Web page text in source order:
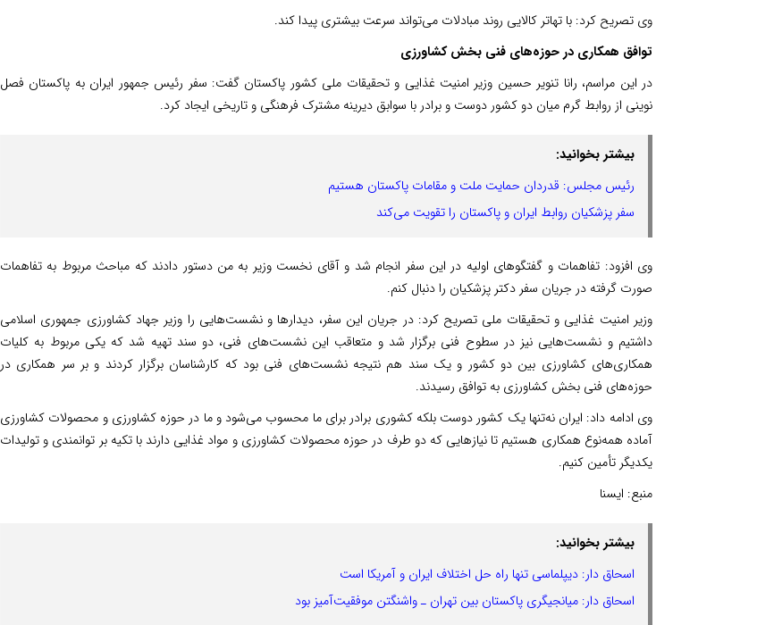
وی تصریح کرد: با تهاتر کالایی روند مبادلات می‌تواند سرعت بیشتری پیدا کند.
توافق همکاری در حوزه‌های فنی بخش کشاورزی
در این مراسم، رانا تنویر حسین وزیر امنیت غذایی و تحقیقات ملی کشور پاکستان گفت: سفر رئیس جمهور ایران به پاکستان فصل
نوینی از روابط گرم میان دو کشور دوست و برادر با سوابق دیرینه مشترک فرهنگی و تاریخی ایجاد کرد.
بیشتر بخوانید:
رئیس مجلس: قدردان حمایت ملت و مقامات پاکستان هستیم
سفر پزشکیان روابط ایران و پاکستان را تقویت می‌کند
وی افزود: تفاهمات و گفتگوهای اولیه در این سفر انجام شد و آقای نخست وزیر به من دستور دادند که مباحث مربوط به تفاهمات
صورت گرفته در جریان سفر دکتر پزشکیان را دنبال کنم.
وزیر امنیت غذایی و تحقیقات ملی تصریح کرد: در جریان این سفر، دیدارها و نشست‌هایی را وزیر جهاد کشاورزی جمهوری اسلامی
داشتیم و نشست‌هایی نیز در سطوح فنی برگزار شد و متعاقب این نشست‌های فنی، دو سند تهیه شد که یکی مربوط به کلیات
همکاری‌های کشاورزی بین دو کشور و یک سند هم نتیجه نشست‌های فنی بود که کارشناسان برگزار کردند و بر سر همکاری در
حوزه‌های فنی بخش کشاورزی به توافق رسیدند.
وی ادامه داد: ایران نه‌تنها یک کشور دوست بلکه کشوری برادر برای ما محسوب می‌شود و ما در حوزه کشاورزی و محصولات کشاورزی
آماده همه‌نوع همکاری هستیم تا نیازهایی که دو طرف در حوزه محصولات کشاورزی و مواد غذایی دارند با تکیه بر توانمندی و تولیدات
یکدیگر تأمین کنیم.
منبع: ایسنا
بیشتر بخوانید:
اسحاق دار: دیپلماسی تنها راه حل اختلاف ایران و آمریکا است
اسحاق دار: میانجیگری پاکستان بین تهران ـ واشنگتن موفقیت‌آمیز بود